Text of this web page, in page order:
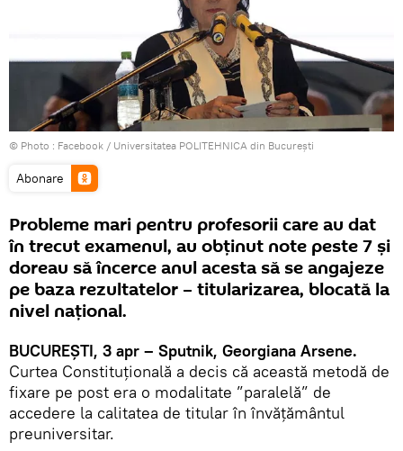
© Photo : Facebook / Universitatea POLITEHNICA din București
Abonare
Probleme mari pentru profesorii care au dat
în trecut examenul, au obținut note peste 7 și
doreau să încerce anul acesta să se angajeze
pe baza rezultatelor – titularizarea, blocată la
nivel național.
BUCUREȘTI, 3 apr – Sputnik, Georgiana Arsene.
Curtea Constituțională a decis că această metodă de
fixare pe post era o modalitate ”paralelă” de
accedere la calitatea de titular în învățământul
preuniversitar.